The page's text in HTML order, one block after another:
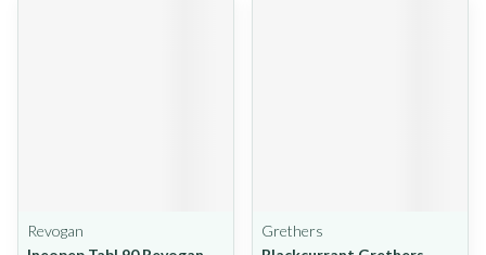
Revogan
Grethers